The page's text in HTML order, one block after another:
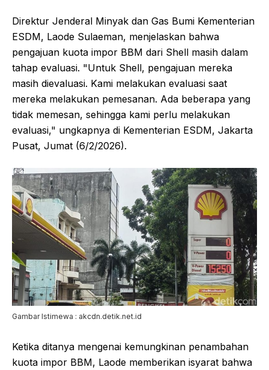
Direktur Jenderal Minyak dan Gas Bumi Kementerian
ESDM, Laode Sulaeman, menjelaskan bahwa
pengajuan kuota impor BBM dari Shell masih dalam
tahap evaluasi. "Untuk Shell, pengajuan mereka
masih dievaluasi. Kami melakukan evaluasi saat
mereka melakukan pemesanan. Ada beberapa yang
tidak memesan, sehingga kami perlu melakukan
evaluasi," ungkapnya di Kementerian ESDM, Jakarta
Pusat, Jumat (6/2/2026).
Gambar Istimewa : akcdn.detik.net.id
Ketika ditanya mengenai kemungkinan penambahan
kuota impor BBM, Laode memberikan isyarat bahwa